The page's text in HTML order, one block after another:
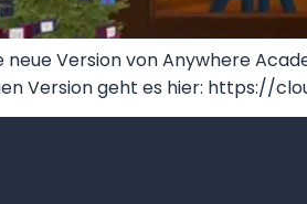
neue Version von Anywhere
Version geht es hier: https://